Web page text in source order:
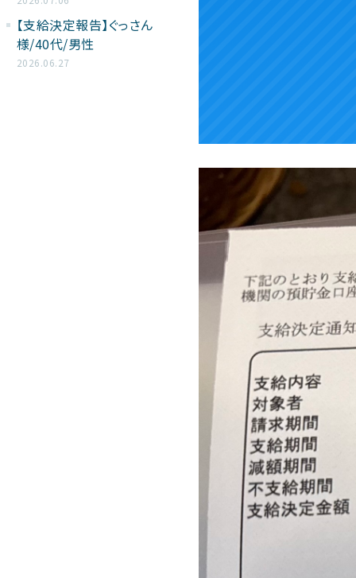
【支給決定報告】ぐっさん
様/40代/男性
2026.06.27